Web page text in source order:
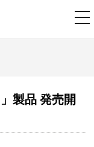
製品 発売開